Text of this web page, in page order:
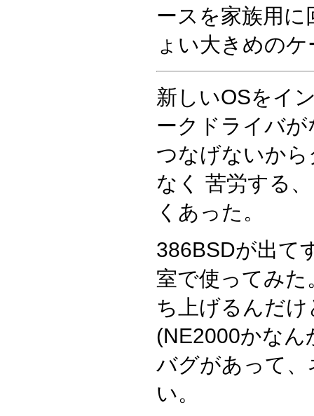
ースを家族用
ょい大きめの
新しいOSをイ
ークドライバ
つなげないか
なく 苦労する
くあった。
386BSDが出て
室で使ってみ
ち上げるんだ
(NE2000かな
バグがあって
い。